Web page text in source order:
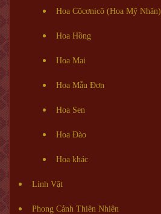
Hoa Côcơnicô (Hoa Mỹ Nhân)
Hoa Hồng
Hoa Mai
Hoa Mẫu Đơn
Hoa Sen
Hoa Đào
Hoa khác
Linh Vật
Phong Cảnh Thiên Nhiên